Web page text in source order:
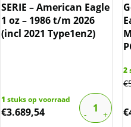
SERIE – American Eagle
1 oz – 1986 t/m 2026
(incl 2021 Type1en2)
1 stuks op voorraad
€3.689,54
2
€
€